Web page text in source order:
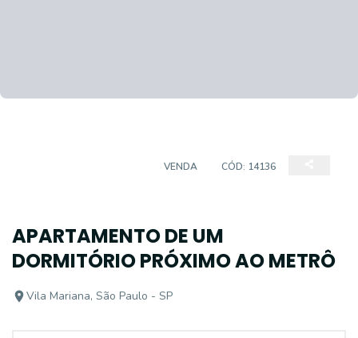
VENDA CÓD: 14136
APARTAMENTO DE UM
DORMITÓRIO PRÓXIMO AO METRÔ
Vila Mariana, São Paulo - SP